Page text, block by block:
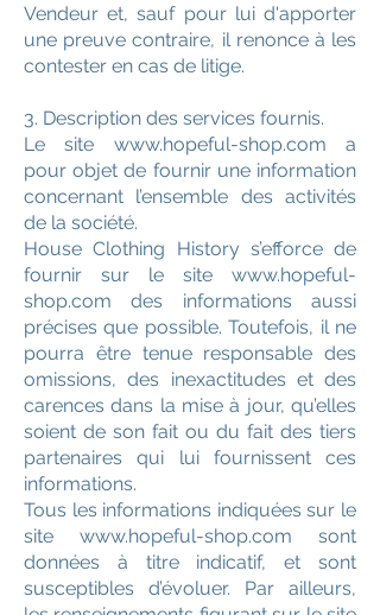
Vendeur et, sauf pour lui d'apporter
une preuve contraire, il renonce à les
contester en cas de litige.
3. Description des services fournis.
Le site www.hopeful-shop.com a
pour objet de fournir une information
concernant l’ensemble des activités
de la société.
House Clothing History s’efforce de
fournir sur le site www.hopeful-
shop.com des informations aussi
précises que possible. Toutefois, il ne
pourra être tenue responsable des
omissions, des inexactitudes et des
carences dans la mise à jour, qu’elles
soient de son fait ou du fait des tiers
partenaires qui lui fournissent ces
informations.
Tous les informations indiquées sur le
site www.hopeful-shop.com sont
données à titre indicatif, et sont
susceptibles d’évoluer. Par ailleurs,